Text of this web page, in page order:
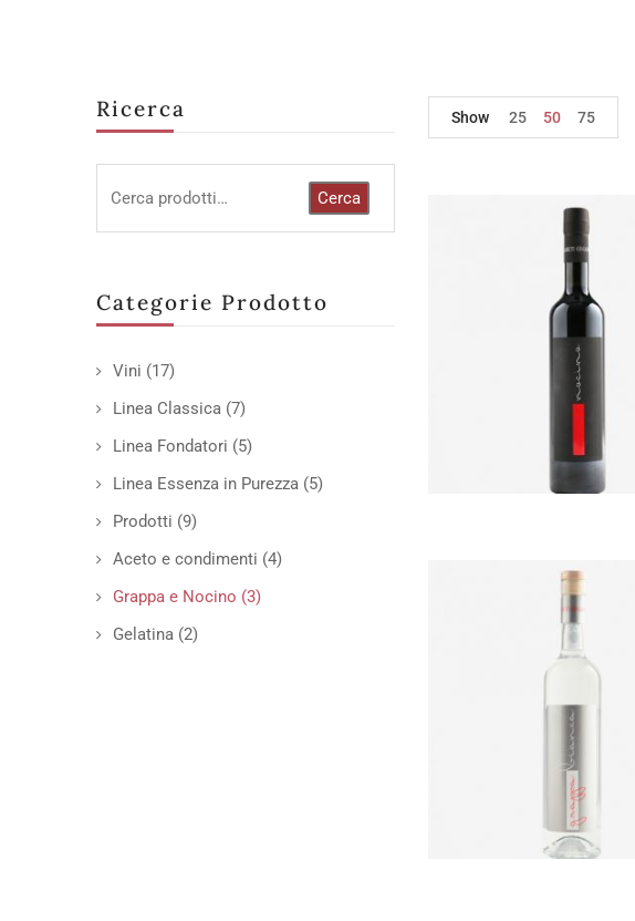
Ricerca
Cerca
Categorie Prodotto
Vini (17)
Linea Classica (7)
Linea Fondatori (5)
Linea Essenza in Purezza (5)
Prodotti (9)
Aceto e condimenti (4)
Grappa e Nocino (3)
Gelatina (2)
Show 25 50 75